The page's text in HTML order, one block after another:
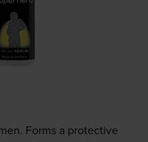
Forms a protective